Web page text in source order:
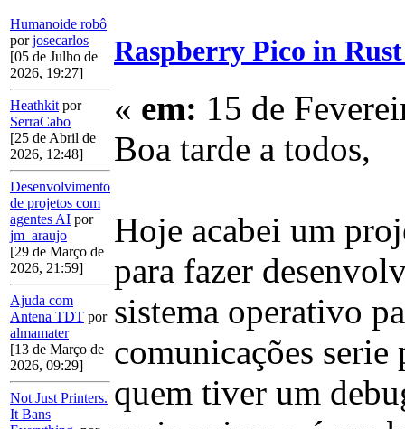
Humanoide robô
porjosecarlos
[05 de Julho de
2026, 19:27]
Heathkit por
SerraCabo
[25 de Abril de
2026, 12:48]
Desenvolvimento
de projetos com
agentes AI por
jm_araujo
[29 de Março de
2026, 21:59]
Ajuda com
Antena TDT por
almamater
[13 de Março de
2026, 09:29]
Not Just Printers.
It Bans
Raspberry Pico in
« em: 15 de
Boa tarde a todos,
Hoje acabei um
para fazer
sistema operativo
comunicações
quem tiver um